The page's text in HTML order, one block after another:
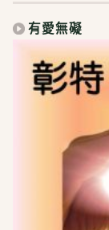
有愛無礙